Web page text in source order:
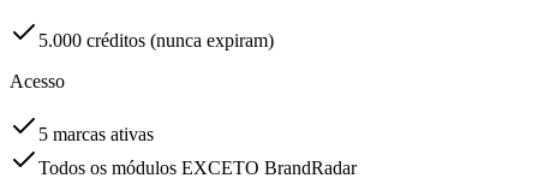
5.000 créditos (nunca expiram)
Acesso
5 marcas ativas
Todos os módulos EXCETO BrandRadar